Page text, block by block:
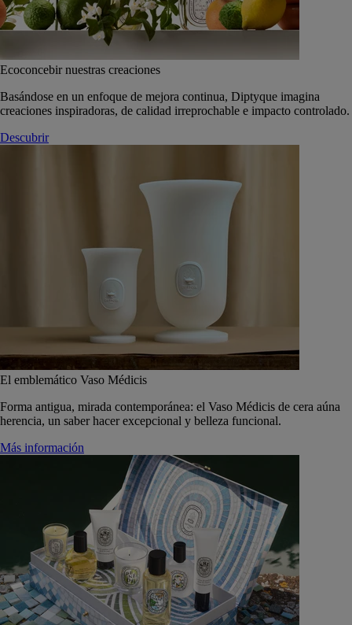
Ecoconcebir nuestras creaciones
Basándose en un enfoque de mejora continua, Diptyque imagina
creaciones inspiradoras, de calidad irreprochable e impacto controlado.
Descubrir
El emblemático Vaso Médicis
Forma antigua, mirada contemporánea: el Vaso Médicis de cera aúna
herencia, un saber hacer excepcional y belleza funcional.
Más información